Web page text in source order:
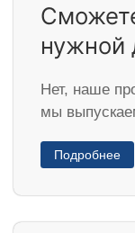
нужной
Нет, наше
мы
Подробнее